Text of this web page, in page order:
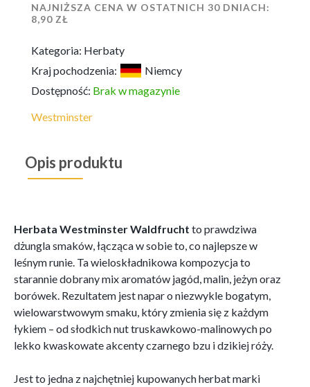
NAJNIŻSZA CENA W OSTATNICH 30 DNIACH:
8,90 ZŁ
Kategoria: Herbaty
Kraj pochodzenia:
Niemcy
Dostępność: Brak w magazynie
Westminster
Opis produktu
Herbata Westminster Waldfrucht to prawdziwa
dżungla smaków, łącząca w sobie to, co najlepsze w
leśnym runie. Ta wieloskładnikowa kompozycja to
starannie dobrany mix aromatów jagód, malin, jeżyn oraz
borówek. Rezultatem jest napar o niezwykle bogatym,
wielowarstwowym smaku, który zmienia się z każdym
łykiem – od słodkich nut truskawkowo-malinowych po
lekko kwaskowate akcenty czarnego bzu i dzikiej róży.
Jest to jedna z najchętniej kupowanych herbat marki